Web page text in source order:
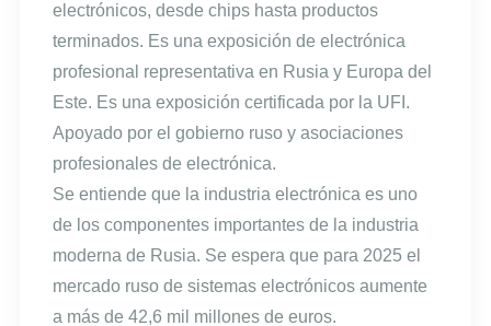
electrónicos, desde chips hasta productos
terminados. Es una exposición de electrónica
profesional representativa en Rusia y Europa del
Este. Es una exposición certificada por la UFI.
Apoyado por el gobierno ruso y asociaciones
profesionales de electrónica.
Se entiende que la industria electrónica es uno
de los componentes importantes de la industria
moderna de Rusia. Se espera que para 2025 el
mercado ruso de sistemas electrónicos aumente
a más de 42,6 mil millones de euros.